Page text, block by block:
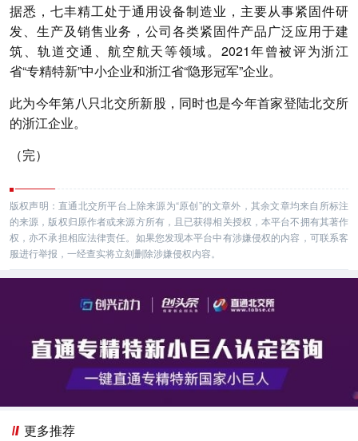
据悉，七丰精工处于通用设备制造业，主要从事紧固件研
发、生产及销售业务，公司各类紧固件产品广泛应用于建
筑、轨道交通、航空航天等领域。2021年曾被评为浙江
省“专精特新”中小企业和浙江省“隐形冠军”企业。
此为今年第八只北交所新股，同时也是今年首家登陆北交所
的浙江企业。
（完）
版权声明：直通北交所平台上除来源为“原创”的文章外，其余文章均来自所标注
的来源，版权归原作者或来源方所有，且已获得相关授权，本平台不拥有其著作
权，亦不承担相应法律责任。如果您发现本平台中有涉嫌侵权的内容，可联系客
服进行举报，一经查实将立刻删除涉嫌侵权内容。
更多推荐